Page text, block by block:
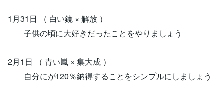
1月31日 （ 白い鏡 × 解放 ）
子供の頃に大好きだったことをやりましょう
2月1日 （ 青い嵐 × 集大成 ）
自分にが120％納得することをシンプルにしましょう